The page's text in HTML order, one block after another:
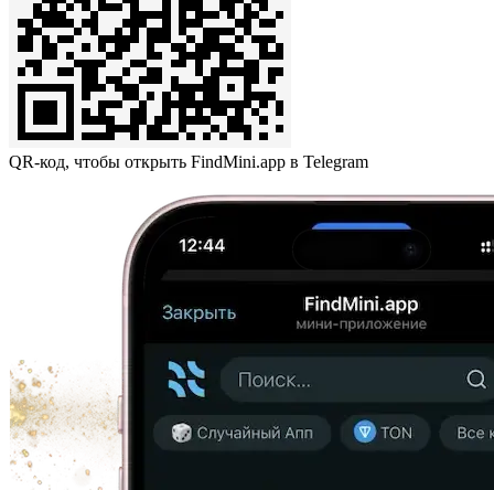
QR-код, чтобы открыть FindMini.app в Telegram